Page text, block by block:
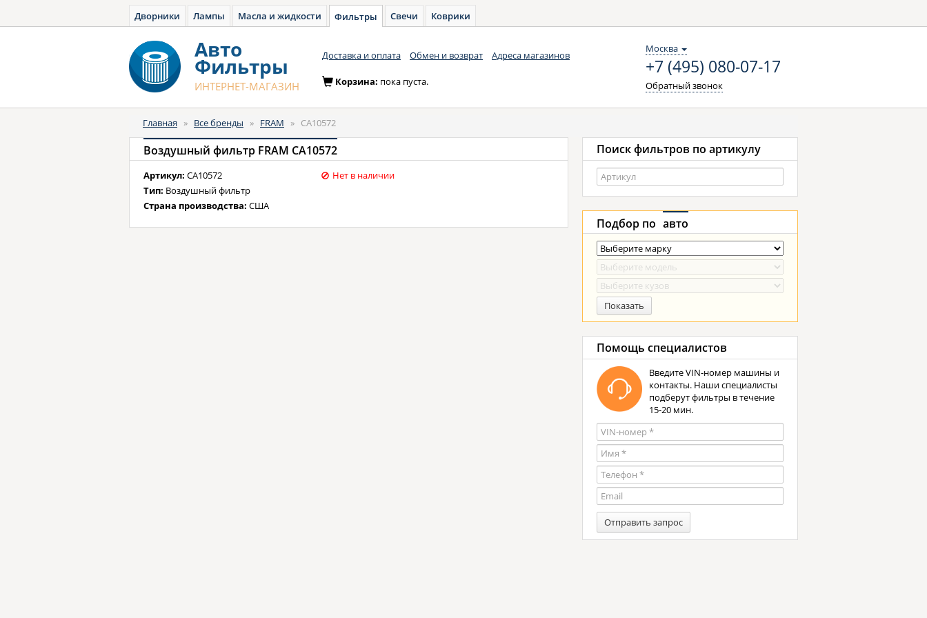
Дворники Лампы Масла и жидкости Фильтры Свечи Коврики
Авто
Фильтры
ИНТЕРНЕТ-МАГАЗИН
Доставка и оплата Обмен и возврат Адреса магазинов
Москва
+7 (495) 080-07-17
Обратный звонок
Корзина: пока пуста.
Главная » Все бренды » FRAM » CA10572
Воздушный фильтр FRAM CA10572
Артикул: CA10572
Тип: Воздушный фильтр
Страна производства: США
Нет в наличии
Поиск фильтров по артикулу
Подбор по авто
Показать
Помощь специалистов
Введите VIN-номер машины и
контакты. Наши специалисты
подберут фильтры в течение
15-20 мин.
Отправить запрос